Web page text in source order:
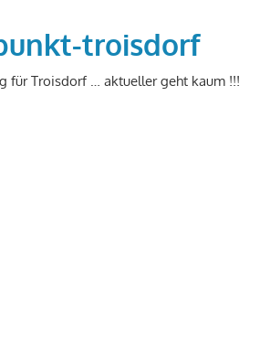
troisdorf
für Troisdorf … aktueller geht kaum !!!